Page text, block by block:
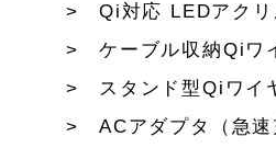
Qi対応 LEDアク
ケーブル収納Qiワ
スタンド型Qiワイ
ACアダプタ（急